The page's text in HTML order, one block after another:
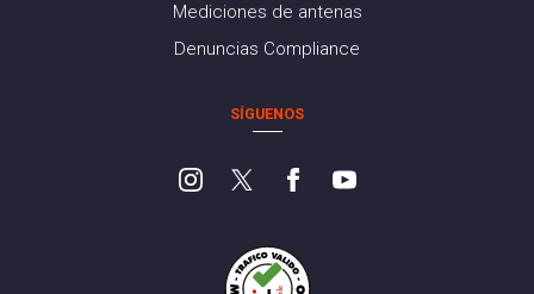
Mediciones de antenas
Denuncias Compliance
SÍGUENOS